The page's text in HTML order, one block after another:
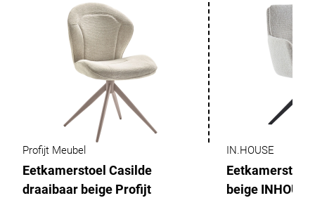
Profijt Meubel
Eetkamerstoel Casilde
draaibaar beige Profijt
IN.HOUSE
Eetkamerstoel
beige INHOUSE